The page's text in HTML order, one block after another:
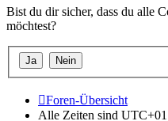
Bist du dir sicher, dass du alle
möchtest?
Foren-Übersicht
Alle Zeiten sind